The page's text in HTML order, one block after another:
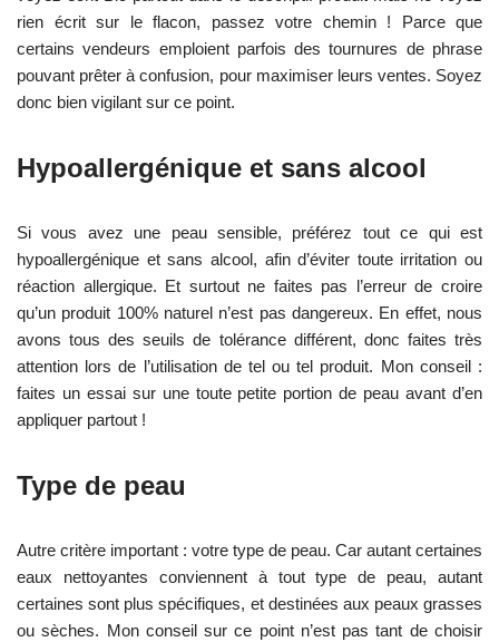
rien écrit sur le flacon, passez votre chemin ! Parce que
certains vendeurs emploient parfois des tournures de phrase
pouvant prêter à confusion, pour maximiser leurs ventes. Soyez
donc bien vigilant sur ce point.
Hypoallergénique et sans alcool
Si vous avez une peau sensible, préférez tout ce qui est
hypoallergénique et sans alcool, afin d’éviter toute irritation ou
réaction allergique. Et surtout ne faites pas l’erreur de croire
qu’un produit 100% naturel n’est pas dangereux. En effet, nous
avons tous des seuils de tolérance différent, donc faites très
attention lors de l’utilisation de tel ou tel produit. Mon conseil :
faites un essai sur une toute petite portion de peau avant d’en
appliquer partout !
Type de peau
Autre critère important : votre type de peau. Car autant certaines
eaux nettoyantes conviennent à tout type de peau, autant
certaines sont plus spécifiques, et destinées aux peaux grasses
ou sèches. Mon conseil sur ce point n’est pas tant de choisir